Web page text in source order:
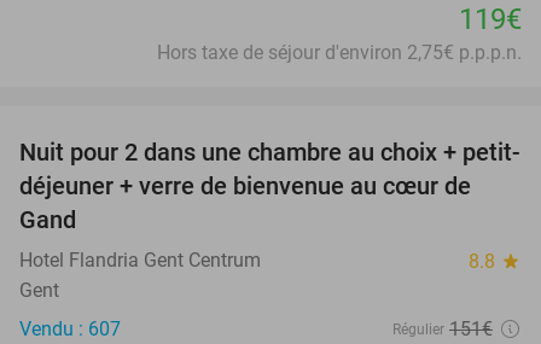
119€
Hors taxe de séjour d'environ 2,75€ p.p.p.n.
50%
Nuit pour 2 dans une chambre au choix + petit-
déjeuner + verre de bienvenue au cœur de
Gand
Hotel Flandria Gent Centrum 8.8 star
Gent
Vendu : 607
Régulier 151€